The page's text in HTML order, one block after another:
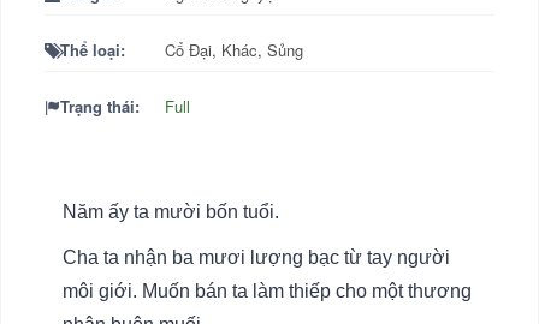
Thể loại: Cổ Đại, Khác, Sủng
Trạng thái: Full
Năm ấy ta mười bốn tuổi.
Cha ta nhận ba mươi lượng bạc từ tay người
môi giới. Muốn bán ta làm thiếp cho một thương